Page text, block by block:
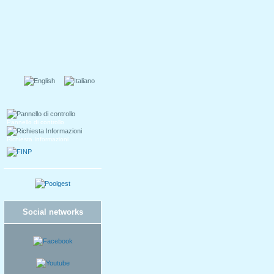
Pannello di controllo
Richiesta Informazioni
Social networks